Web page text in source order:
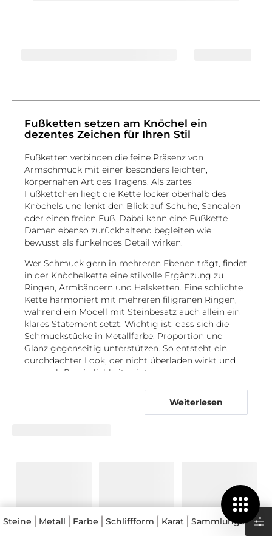
Fußketten setzen am Knöchel ein
dezentes Zeichen für Ihren Stil
Fußketten verbinden die feine Präsenz von
Armschmuck mit einer besonders leichten,
körpernahen Art des Tragens. Als zartes
Fußkettchen liegt die Kette locker oberhalb des
Knöchels und lenkt den Blick auf Schuhe, Sandalen
oder einen freien Fuß. Dabei kann eine Fußkette
Damen ebenso zurückhaltend begleiten wie
bewusst als funkelndes Detail wirken.
Wer Schmuck gern in mehreren Ebenen trägt, findet
in der Knöchelkette eine stilvolle Ergänzung zu
Ringen, Armbändern und Halsketten. Eine schlichte
Kette harmoniert mit mehreren filigranen Ringen,
während ein Modell mit Steinbesatz auch allein ein
klares Statement setzt. Wichtig ist, dass sich die
Schmuckstücke in Metallfarbe, Proportion und
Glanz gegenseitig unterstützen. So entsteht ein
durchdachter Look, der nicht überladen wirkt und
dennoch Persönlichkeit zeigt.
Von der feinen Gliederkette bis zum
kombinieren. Etwas verspielter wirken Fußkettchen
mit kleinen Symbolen, geometrischen Elementen
oder einem einzelnen Anhänger. Eine Fußkette mit
Anhänger gibt dem Schmuck eine persönliche
Weiterlesen
Steine Metall Farbe Schliffform Karat Sammlungen